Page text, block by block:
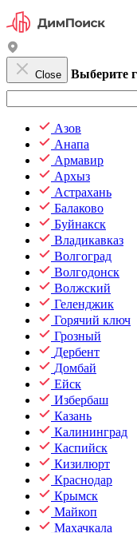
Close Выберите
Азов
Анапа
Армавир
Архыз
Астрахань
Балаково
Буйнакск
Владикавказ
Волгоград
Волгодонск
Волжский
Геленджик
Горячий ключ
Грозный
Дербент
Домбай
Ейск
Избербаш
Казань
Калининград
Каспийск
Кизилюрт
Краснодар
Крымск
Майкоп
Махачкала